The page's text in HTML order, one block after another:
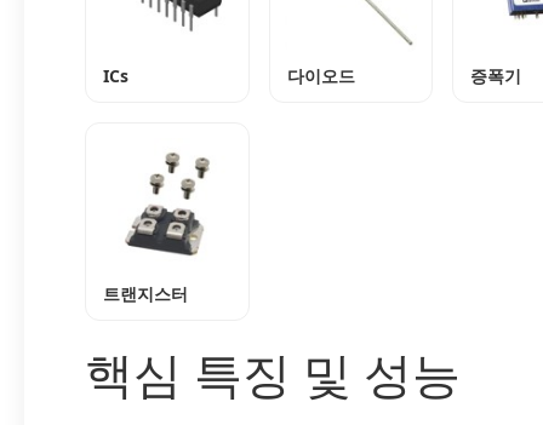
ICs 다이오드 증폭기
트랜지스터
핵심 특징 및 성능